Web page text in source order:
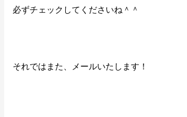
必ずチェックしてくださいね＾＾
それではまた、メールいたします！